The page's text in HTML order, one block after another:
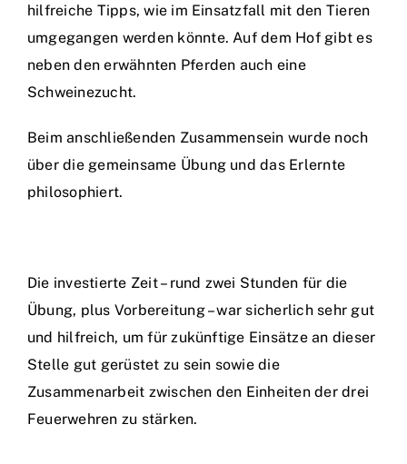
hilfreiche Tipps, wie im Einsatzfall mit den Tieren
umgegangen werden könnte. Auf dem Hof gibt es
neben den erwähnten Pferden auch eine
Schweinezucht.
Beim anschließenden Zusammensein wurde noch
über die gemeinsame Übung und das Erlernte
philosophiert.
Die investierte Zeit – rund zwei Stunden für die
Übung, plus Vorbereitung – war sicherlich sehr gut
und hilfreich, um für zukünftige Einsätze an dieser
Stelle gut gerüstet zu sein sowie die
Zusammenarbeit zwischen den Einheiten der drei
Feuerwehren zu stärken.